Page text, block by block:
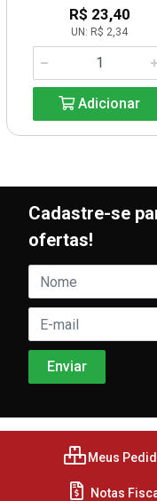
R$ 23,40
UN: R$ 2,34
Adicionar
Cadastre-se
ofertas!
Meus
Notas